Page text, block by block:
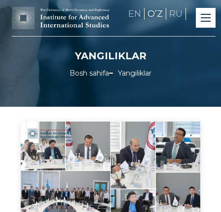
EN OʼZ RU
YANGILIKLAR
Bosh sahifa Yangiliklar